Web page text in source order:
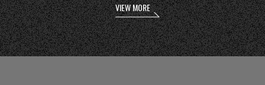
VIEW MORE